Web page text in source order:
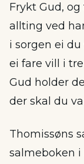
Frykt Gud,
allting ved
i sorgen ei du
ei fare vill i
Gud holder
der skal du
Thomissøns
salmeboken